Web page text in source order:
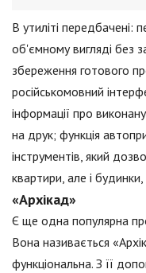
В утиліті передбачені:
об'ємному вигляді без
збереження готового
російськомовний
інформації про
на друк; функція
інструментів, який
квартири, але і
«Архікад»
Є ще одна популярна
Вона називається
функціональна. З її